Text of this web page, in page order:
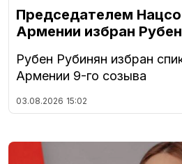
Председателем
Армении избран
Рубен Рубинян избран
Армении 9-го созыва
03.08.2026 15:02